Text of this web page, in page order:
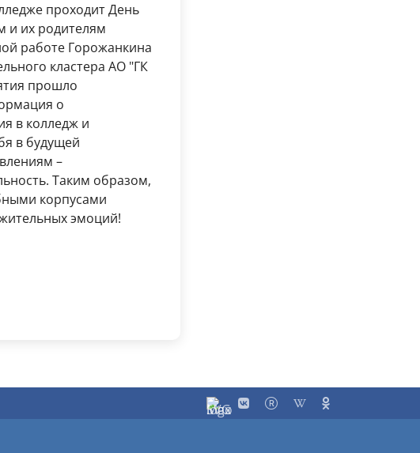
проходит День
и их родителям
работе Горожанкина
кластера АО "ГК
прошло
о
в колледж и
в будущей
–
Таким образом,
корпусами
эмоций!